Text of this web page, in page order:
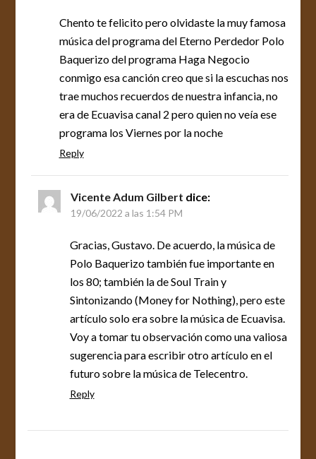
Chento te felicito pero olvidaste la muy famosa
música del programa del Eterno Perdedor Polo
Baquerizo del programa Haga Negocio
conmigo esa canción creo que si la escuchas nos
trae muchos recuerdos de nuestra infancia, no
era de Ecuavisa canal 2 pero quien no veía ese
programa los Viernes por la noche
Reply
Vicente Adum Gilbert dice:
19/06/2022 a las 1:54 PM
Gracias, Gustavo. De acuerdo, la música de
Polo Baquerizo también fue importante en
los 80; también la de Soul Train y
Sintonizando (Money for Nothing), pero este
artículo solo era sobre la música de Ecuavisa.
Voy a tomar tu observación como una valiosa
sugerencia para escribir otro artículo en el
futuro sobre la música de Telecentro.
Reply